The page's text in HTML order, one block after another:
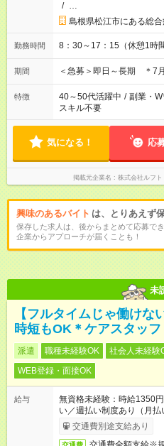
/ …
島根県松江市にある総
勤務時間 8：30～17：15（休憩1時
期間 ＜急募＞即日～長期 ＊7
特徴 40～50代活躍中 / 副業・
スキル不要
気になる！ 応
掲載元企業名 株式会社ルフ
興味のあるバイト は、とりあえず
保存した求人は、後からまとめて応募でき
企業からアプローチが届くことも！
未
【フルタイムじゃ働けな
時短もOK＊ケアスタッフ
派遣 職種未経験OK 社会人未経験
WEB登録・面接OK
給与
無資格未経験：時給
い／週払い制度あり（月
完了次第のお支払いとなり
交通費別途支給あり